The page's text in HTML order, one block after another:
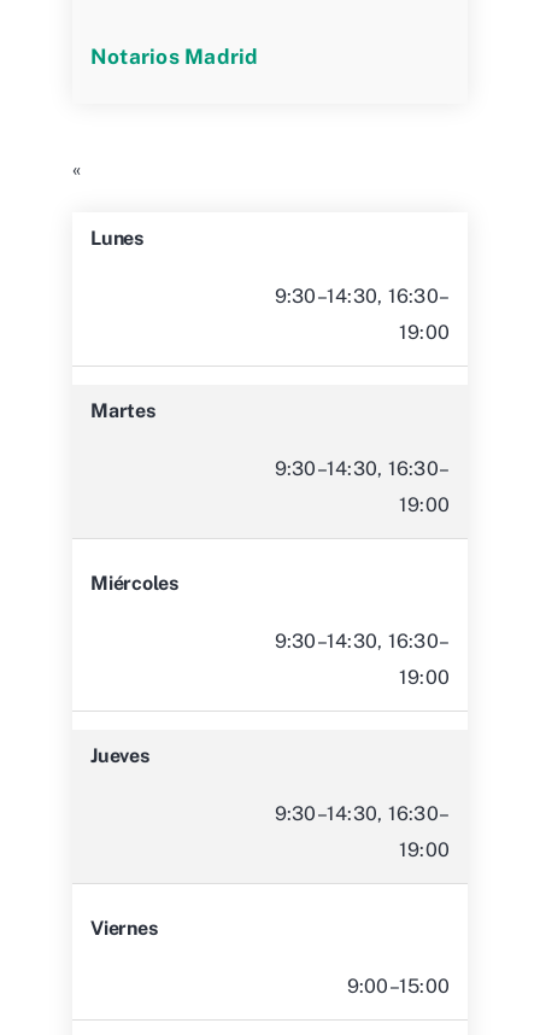
Notarios Madrid
«
Lunes
9:30–14:30, 16:30–
19:00
Martes
9:30–14:30, 16:30–
19:00
Miércoles
9:30–14:30, 16:30–
19:00
Jueves
9:30–14:30, 16:30–
19:00
Viernes
9:00–15:00